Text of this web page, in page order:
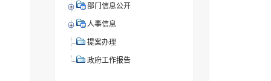
部门信息公开
人事信息
提案办理
政府工作报告